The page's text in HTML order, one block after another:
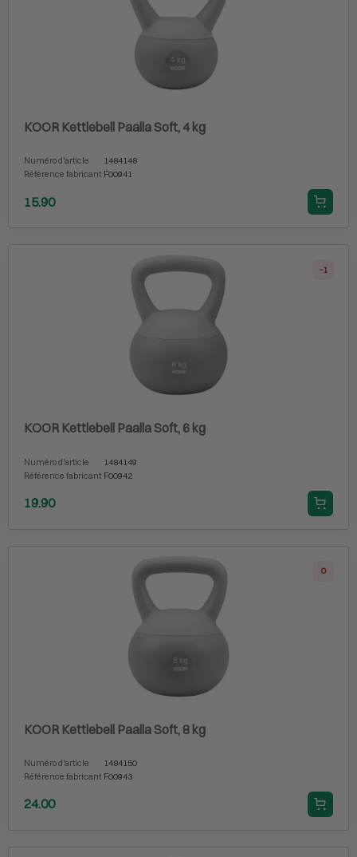
KOOR Kettlebell Paalla Soft, 4 kg
Numéro d'article
1484148
Référence fabricant F00941
15.90
-1
KOOR Kettlebell Paalla Soft, 6 kg
Numéro d'article
1484149
Référence fabricant F00942
19.90
0
KOOR Kettlebell Paalla Soft, 8 kg
Numéro d'article
1484150
Référence fabricant F00943
24.00